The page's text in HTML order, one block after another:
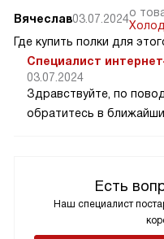
Есть
Наш специалист
Вячеслав03.07.2024о
Где купить полки для
Специалист
03.07.2024
Здравствуйте, по
обратитесь в